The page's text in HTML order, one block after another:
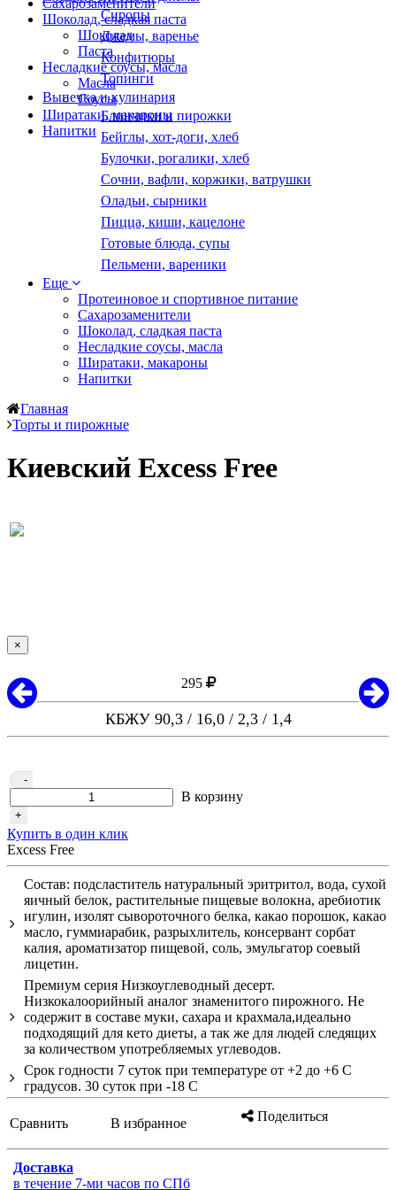
Сахарозаменители
Шоколад, сладкая паста
Шоколад
Паста
Несладкие соусы, масла
Масла
Соусы
Ширатаки, макароны
Напитки
Сиропы
Джемы, варенье
Конфитюры
Топинги
Выпечка и кулинария
Блинчики и пирожки
Бейглы, хот-доги, хлеб
Булочки, рогалики, хлеб
Сочни, вафли, коржики, ватрушки
Оладьи, сырники
Пицца, киши, кацелоне
Готовые блюда, супы
Пельмени, вареники
Еще
Протеиновое и спортивное питание
Сахарозаменители
Шоколад, сладкая паста
Несладкие соусы, масла
Ширатаки, макароны
Напитки
Главная
Торты и пирожные
Киевский Excess Free
×
295
КБЖУ 90,3 / 16,0 / 2,3 / 1,4
-
+
В корзину
Купить в один клик
Excess Free
Состав: подсластитель натуральный эритритол, вода, сухой
яичный белок, растительные пищевые волокна, аребиотик
игулин, изолят сывороточного белка, какао порошок, какао
масло, гуммиарабик, разрыхлитель, консервант сорбат
калия, ароматизатор пищевой, соль, эмульгатор соевый
лицетин.
Премиум серия Низкоуглеводный десерт.
Низкокалоорийный аналог знаменитого пирожного. Не
содержит в составе муки, сахара и крахмала,идеально
подходящий для кето диеты, а так же для людей следящих
за количеством употребляемых углеводов.
Срок годности 7 суток при температуре от +2 до +6 С
градусов. 30 суток при -18 С
Сравнить В избранное Поделиться
Доставка
в течение 7-ми часов по СПб